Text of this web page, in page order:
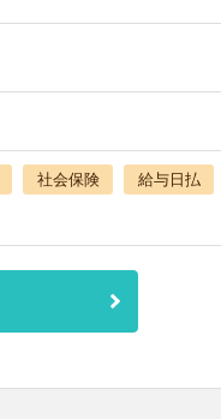
社会保険
給与日払